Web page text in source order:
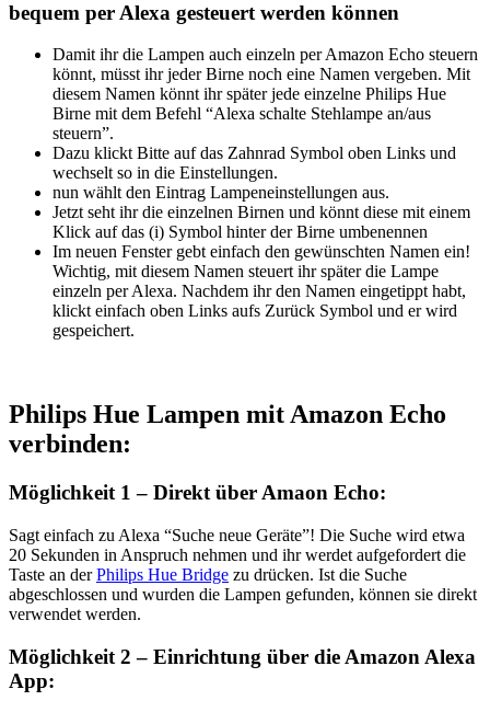
bequem per Alexa gesteuert werden können
Damit ihr die Lampen auch einzeln per Amazon Echo steuern
könnt, müsst ihr jeder Birne noch eine Namen vergeben. Mit
diesem Namen könnt ihr später jede einzelne Philips Hue
Birne mit dem Befehl “Alexa schalte Stehlampe an/aus
steuern”.
Dazu klickt Bitte auf das Zahnrad Symbol oben Links und
wechselt so in die Einstellungen.
nun wählt den Eintrag Lampeneinstellungen aus.
Jetzt seht ihr die einzelnen Birnen und könnt diese mit einem
Klick auf das (i) Symbol hinter der Birne umbenennen
Im neuen Fenster gebt einfach den gewünschten Namen ein!
Wichtig, mit diesem Namen steuert ihr später die Lampe
einzeln per Alexa. Nachdem ihr den Namen eingetippt habt,
klickt einfach oben Links aufs Zurück Symbol und er wird
gespeichert.
Philips Hue Lampen mit Amazon Echo
verbinden:
Möglichkeit 1 – Direkt über Amaon Echo:
Sagt einfach zu Alexa “Suche neue Geräte”! Die Suche wird etwa
20 Sekunden in Anspruch nehmen und ihr werdet aufgefordert die
Taste an derPhilips Hue Bridge zu drücken. Ist die Suche
abgeschlossen und wurden die Lampen gefunden, können sie direkt
verwendet werden.
Möglichkeit 2 – Einrichtung über die Amazon Alexa
App: